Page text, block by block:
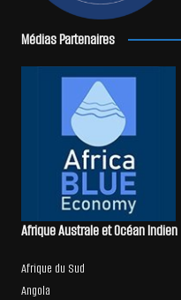
Médias Partenaires
Afrique Australe et Océan Indien
Afrique du Sud
Angola